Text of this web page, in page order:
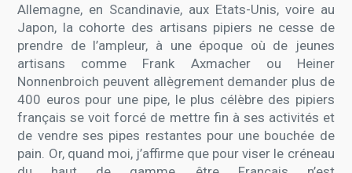
Allemagne, en Scandinavie, aux Etats-Unis, voire au
Japon, la cohorte des artisans pipiers ne cesse de
prendre de l’ampleur, à une époque où de jeunes
artisans comme Frank Axmacher ou Heiner
Nonnenbroich peuvent allègrement demander plus de
400 euros pour une pipe, le plus célèbre des pipiers
français se voit forcé de mettre fin à ses activités et
de vendre ses pipes restantes pour une bouchée de
pain. Or, quand moi, j’affirme que pour viser le créneau